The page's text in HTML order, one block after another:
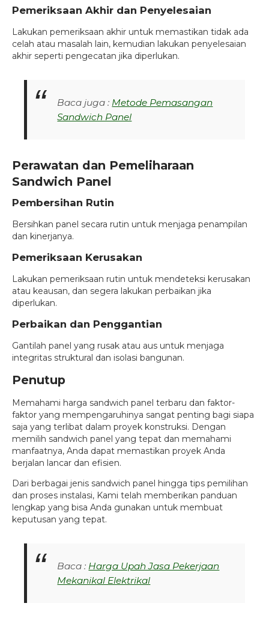
Pemeriksaan Akhir dan Penyelesaian
Lakukan pemeriksaan akhir untuk memastikan tidak ada
celah atau masalah lain, kemudian lakukan penyelesaian
akhir seperti pengecatan jika diperlukan.
Baca juga : Metode Pemasangan
Sandwich Panel
Perawatan dan Pemeliharaan
Sandwich Panel
Pembersihan Rutin
Bersihkan panel secara rutin untuk menjaga penampilan
dan kinerjanya.
Pemeriksaan Kerusakan
Lakukan pemeriksaan rutin untuk mendeteksi kerusakan
atau keausan, dan segera lakukan perbaikan jika
diperlukan.
Perbaikan dan Penggantian
Gantilah panel yang rusak atau aus untuk menjaga
integritas struktural dan isolasi bangunan.
Penutup
Memahami harga sandwich panel terbaru dan faktor-
faktor yang mempengaruhinya sangat penting bagi siapa
saja yang terlibat dalam proyek konstruksi. Dengan
memilih sandwich panel yang tepat dan memahami
manfaatnya, Anda dapat memastikan proyek Anda
berjalan lancar dan efisien.
Dari berbagai jenis sandwich panel hingga tips pemilihan
dan proses instalasi, Kami telah memberikan panduan
lengkap yang bisa Anda gunakan untuk membuat
keputusan yang tepat.
Baca : Harga Upah Jasa Pekerjaan
Mekanikal Elektrikal